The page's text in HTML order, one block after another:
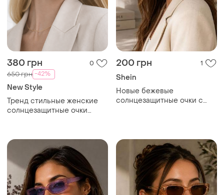
380 грн 0
650 грн -42%
New Style
Тренд стильные женские
солнцезащитные очки
200 грн 1
Shein
Новые бежевые
солнцезащитные очки с